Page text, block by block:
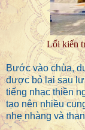
Lối kiến
Bước vào chùa,
được bỏ lại sau
tiếng nhạc thiền
tạo nên nhiều
nhẹ nhàng và